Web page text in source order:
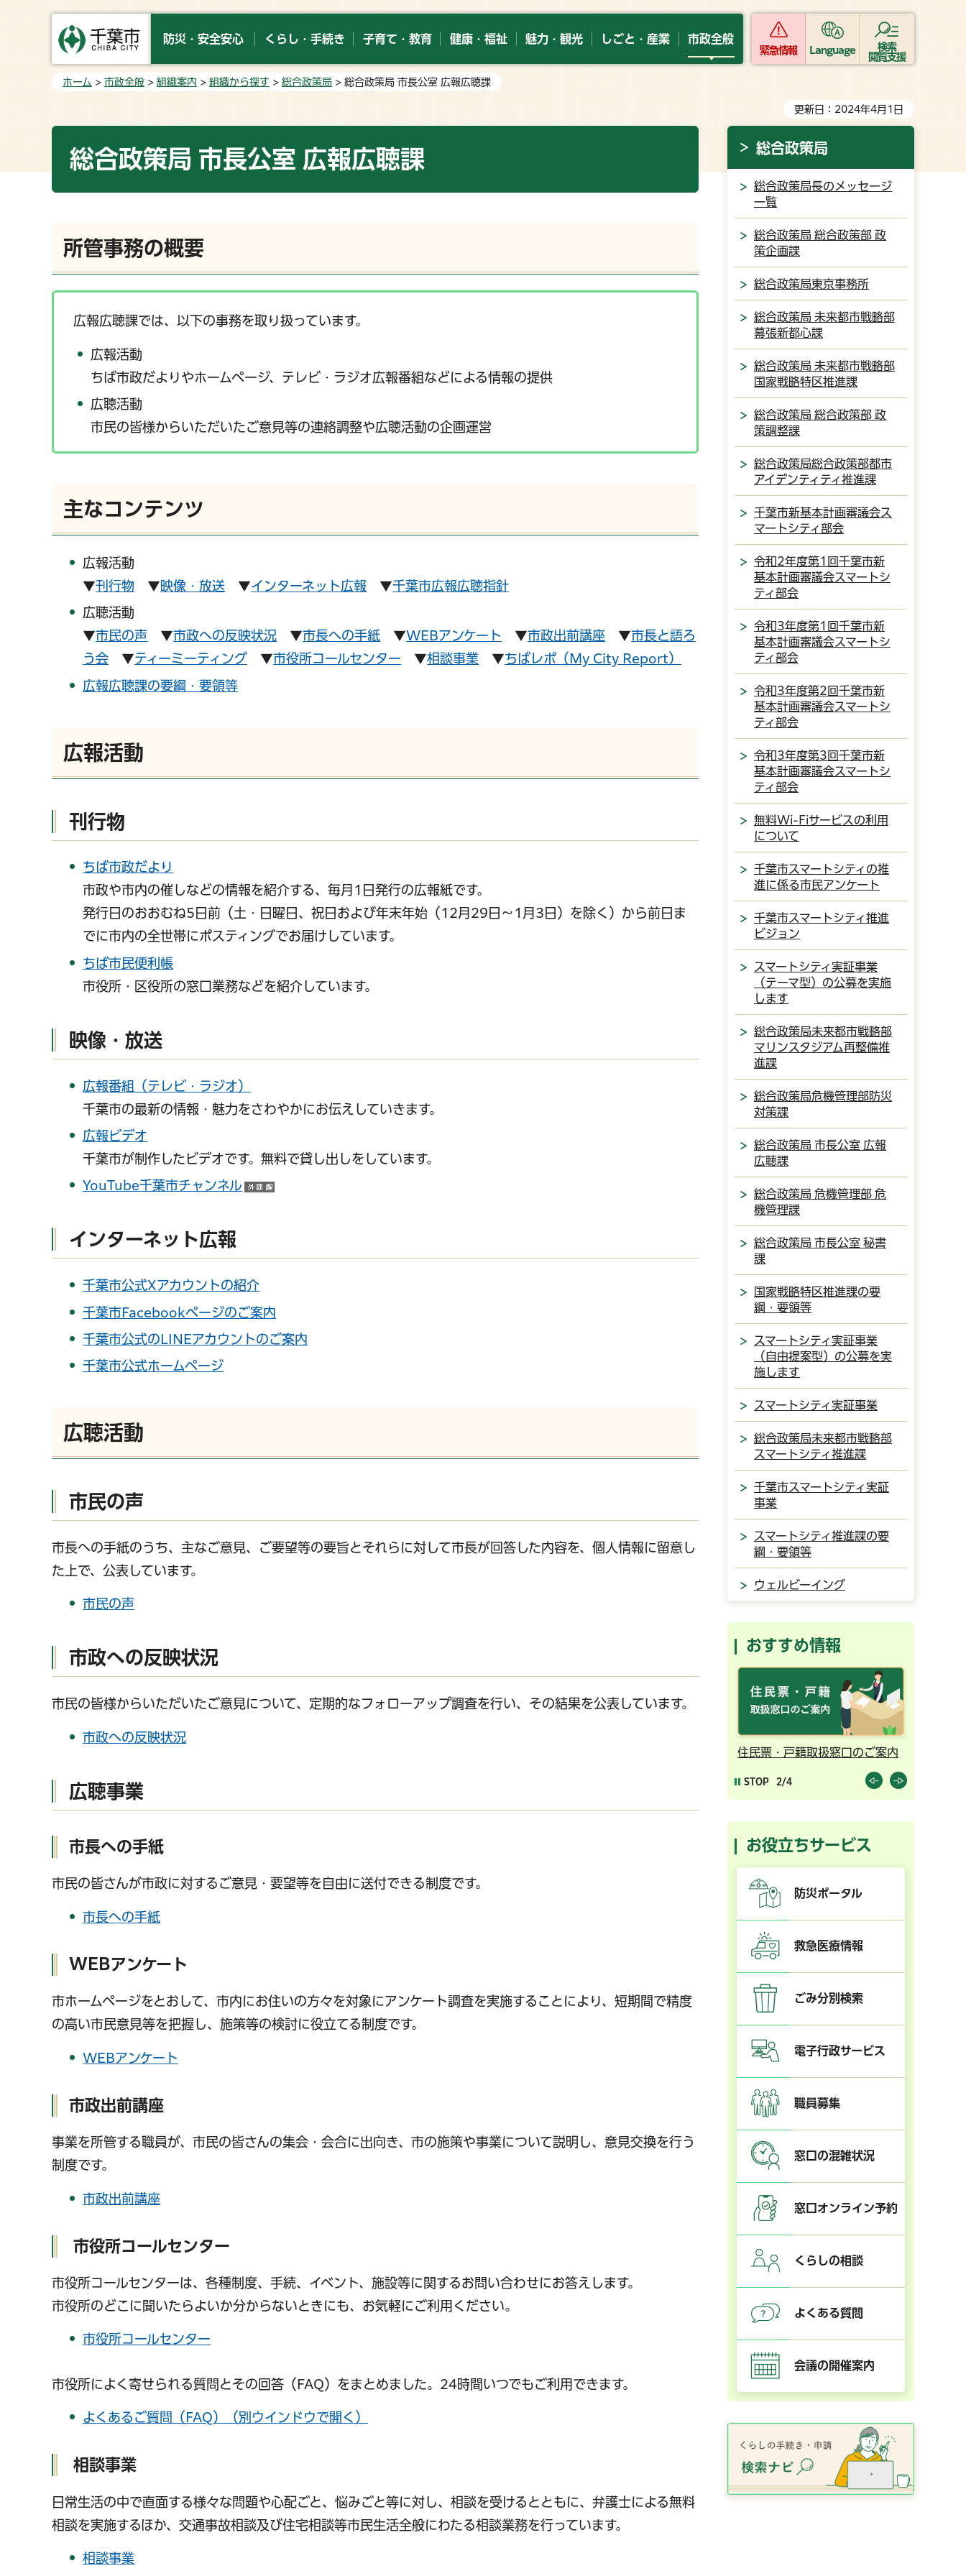
防災・安全安心 くらし・手続き 子育て・教育 健康・福祉 魅力・観光 しごと・産業 市政全般
緊急情報 Language
検索
閲覧支援
ホーム > 市政全般 > 組織案内 > 組織から探す > 総合政策局 > 総合政策局 市長公室 広報広聴課
更新日：2024年4月1日
総合政策局 市長公室 広報広聴課
所管事務の概要
広報広聴課では、以下の事務を取り扱っています。
広報活動
ちば市政だよりやホームページ、テレビ・ラジオ広報番組などによる情報の提供
広聴活動
市民の皆様からいただいたご意見等の連絡調整や広聴活動の企画運営
主なコンテンツ
広報活動
▼刊行物 ▼映像・放送 ▼インターネット広報 ▼千葉市広報広聴指針
広聴活動
▼市民の声 ▼市政への反映状況 ▼市長への手紙 ▼WEBアンケート ▼市政出前講座 ▼市長と語ろ
う会 ▼ティーミーティング ▼市役所コールセンター ▼相談事業 ▼ちばレポ（My City Report）
広報広聴課の要綱・要領等
広報活動
刊行物
ちば市政だより
市政や市内の催しなどの情報を紹介する、毎月1日発行の広報紙です。
発行日のおおむね5日前（土・日曜日、祝日および年末年始（12月29日～1月3日）を除く）から前日ま
でに市内の全世帯にポスティングでお届けしています。
ちば市民便利帳
市役所・区役所の窓口業務などを紹介しています。
映像 ・ 放送
広報番組（テレビ・ラジオ）
千葉市の最新の情報・魅力をさわやかにお伝えしていきます。
広報ビデオ
千葉市が制作したビデオです。無料で貸し出しをしています。
YouTube千葉市チャンネル
インターネット広報
千葉市公式Xアカウントの紹介
千葉市Facebookページのご案内
千葉市公式のLINEアカウントのご案内
千葉市公式ホームページ
広聴活動
市民の声
市長への手紙のうち、主なご意見、ご要望等の要旨とそれらに対して市長が回答した内容を、個人情報に留意し
た上で、公表しています。
市民の声
市政への反映状況
市民の皆様からいただいたご意見について、定期的なフォローアップ調査を行い、その結果を公表しています。
市政への反映状況
広聴事業
市長への手紙
市民の皆さんが市政に対するご意見・要望等を自由に送付できる制度です。
市長への手紙
WEBアンケート
市ホームページをとおして、市内にお住いの方々を対象にアンケート調査を実施することにより、短期間で精度
の高い市民意見等を把握し、施策等の検討に役立てる制度です。
WEBアンケート
市政出前講座
事業を所管する職員が、市民の皆さんの集会・会合に出向き、市の施策や事業について説明し、意見交換を行う
制度です。
市政出前講座
市役所コールセンター
市役所コールセンターは、各種制度、手続、イベント、施設等に関するお問い合わせにお答えします。
市役所のどこに聞いたらよいか分からないときにも、お気軽にご利用ください。
市役所コールセンター
市役所によく寄せられる質問とその回答（FAQ）をまとめました。24時間いつでもご利用できます。
よくあるご質問（FAQ）（別ウインドウで開く）
相談事業
日常生活の中で直面する様々な問題や心配ごと、悩みごと等に対し、相談を受けるとともに、弁護士による無料
相談を実施するほか、交通事故相談及び住宅相談等市民生活全般にわたる相談業務を行っています。
相談事業
総合政策局
総合政策局長のメッセージ
一覧
総合政策局 総合政策部 政
策企画課
総合政策局東京事務所
総合政策局 未来都市戦略部
幕張新都心課
総合政策局 未来都市戦略部
国家戦略特区推進課
総合政策局 総合政策部 政
策調整課
総合政策局総合政策部都市
アイデンティティ推進課
千葉市新基本計画審議会ス
マートシティ部会
令和2年度第1回千葉市新
基本計画審議会スマートシ
ティ部会
令和3年度第1回千葉市新
基本計画審議会スマートシ
ティ部会
令和3年度第2回千葉市新
基本計画審議会スマートシ
ティ部会
令和3年度第3回千葉市新
基本計画審議会スマートシ
ティ部会
無料Wi-Fiサービスの利用
について
千葉市スマートシティの推
進に係る市民アンケート
千葉市スマートシティ推進
ビジョン
スマートシティ実証事業
（テーマ型）の公募を実施
します
総合政策局未来都市戦略部
マリンスタジアム再整備推
進課
総合政策局危機管理部防災
対策課
総合政策局 市長公室 広報
広聴課
総合政策局 危機管理部 危
機管理課
総合政策局 市長公室 秘書
課
国家戦略特区推進課の要
綱・要領等
スマートシティ実証事業
（自由提案型）の公募を実
施します
スマートシティ実証事業
総合政策局未来都市戦略部
スマートシティ推進課
千葉市スマートシティ実証
事業
スマートシティ推進課の要
綱・要領等
ウェルビーイング
おすすめ情報
住民票・戸籍取扱窓口のご案内
STOP 2/4
お役立ちサービス
防災ポータル
救急医療情報
ごみ分別検索
電子行政サービス
職員募集
窓口の混雑状況
窓口オンライン予約
くらしの相談
よくある質問
会議の開催案内